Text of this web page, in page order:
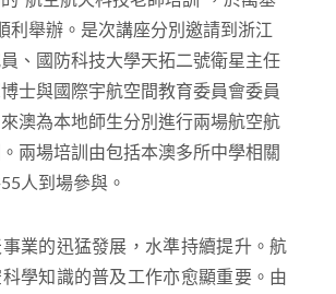
利舉辦。是次講座分別邀請到浙江
、國防科技大學天拓二號衛星主任
士與國際宇航空間教育委員會委員
澳為本地師生分別進行兩場航空航
兩場培訓由包括本澳多所中學相關
55人到場參與。
業的迅猛發展，水準持續提升。航
學知識的普及工作亦愈顯重要。由